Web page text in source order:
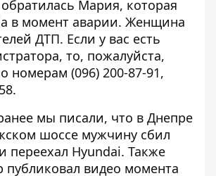
Мария, которая
в момент аварии. Женщина
ДТП. Если у вас есть
то, пожалуйста,
номерам (096) 200-87-91,
.
мы писали, что в Днепре
шоссе мужчину сбил
переехал Hyundai. Также
видео момента